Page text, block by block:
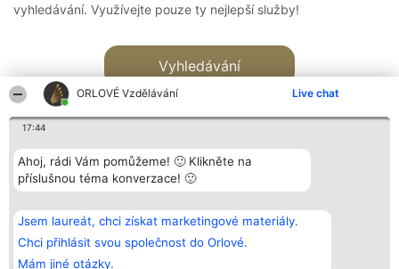
ORLOVÉ Vzdělávání Live chat
17:44
Ahoj, rádi Vám pomůžeme! 🙂 Klikněte na
příslušnou téma konverzace! 🙂
Jsem laureát, chci získat marketingové materiály.
Chci přihlásit svou společnost do Orlové.
Mám jiné otázky.
vyhledávání. Využívejte pouze ty nejlepší služby!
Vyhledávání
Bright Side Solutions sp. z o.
o. sp. k.
ul. Ruska 22
Wrocław 50-079
KRS 0000749100 | Regon
Vítězové
Seznam všech
laureátů
Zásady
Kontakt